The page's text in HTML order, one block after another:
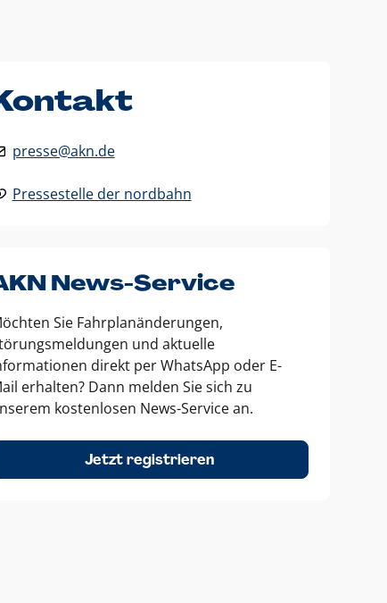
presse@akn.de
Pressestelle der nordbahn
News-Service
Sie Fahrplanänderungen,
und aktuelle
direkt per WhatsApp oder E-
erhalten? Dann melden Sie sich zu
kostenlosen News-Service an.
Jetzt registrieren